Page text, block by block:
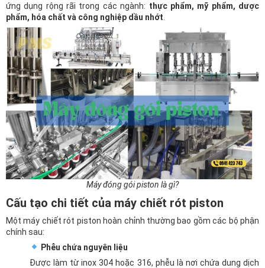
ứng dụng rộng rãi trong các ngành: thực phẩm, mỹ phẩm, dược
phẩm, hóa chất và công nghiệp dầu nhớt
Máy đóng gói piston là gì?
Cấu tạo chi tiết của máy chiết rót piston
Một máy chiết rót piston hoàn chỉnh thường bao gồm các bộ phận
chính sau:
Phễu chứa nguyên liệu
Được làm từ inox 304 hoặc 316, phễu là nơi chứa dung dịch